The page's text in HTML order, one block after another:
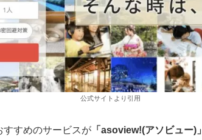
公式サイトより引用
すすめのサービスが 「asoview!(アソビュー)」